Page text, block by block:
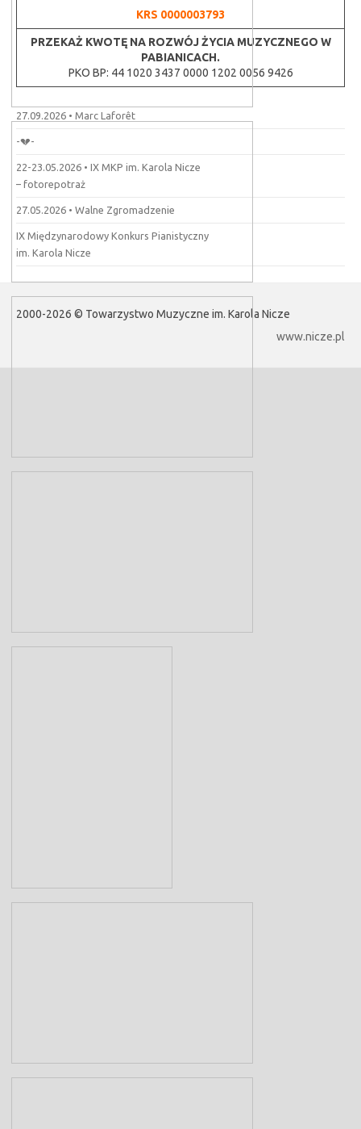
KRS 0000003793
PRZEKAŻ KWOTĘ NA ROZWÓJ ŻYCIA MUZYCZNEGO W
PABIANICACH.
PKO BP: 44 1020 3437 0000 1202 0056 9426
27.09.2026 • Marc Laforêt
-💔-
22-23.05.2026 • IX MKP im. Karola Nicze
– fotorepotraż
27.05.2026 • Walne Zgromadzenie
IX Międzynarodowy Konkurs Pianistyczny
im. Karola Nicze
2000-2026 © Towarzystwo Muzyczne im. Karola Nicze
www.nicze.pl